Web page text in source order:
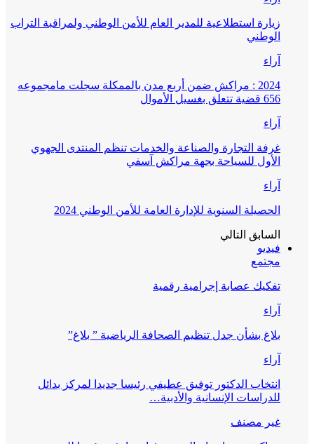
زيارة استطلاعية للمدير العام للأمن الوطني ولمراقبة التراب
الوطني
آراء
2024 : مراكش ضمن أربع مدن بالممكلة سجلت مامجموعه
656 قضية تتعلق بغسيل الأموال
آراء
غرفة التجارة والصناعة والخدمات تنظم المنتدى الجهوي
الأول للسياحة بجهة مراكش آسفي
آراء
الحصيلة السنوية للإدارة العامة للأمن الوطني 2024
السابق التالي
فيديو
مجتمع
تفكيك عصابة إجرامية رقمية
آراء
بلاغ بشأن جدل تنظيم الصحافة الرياضية ” بلاغ”
آراء
انتخاب الدكتور توفيق عطيفي رئيسا جديدا لمركز بدائل
للدراسات الإنسانية والأدبية…
غير مصنف